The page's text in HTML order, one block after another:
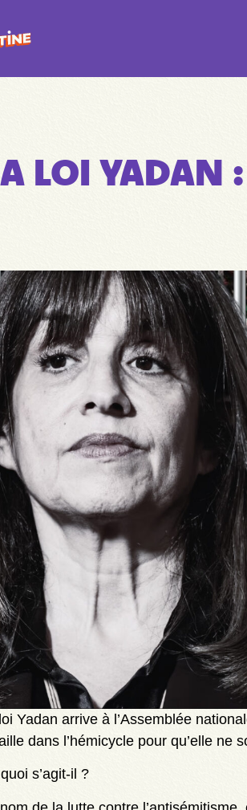
LOI YADAN
Yadan arrive à l’Assemblée
dans l’hémicycle pour qu’elle ne
s’agit-il ?